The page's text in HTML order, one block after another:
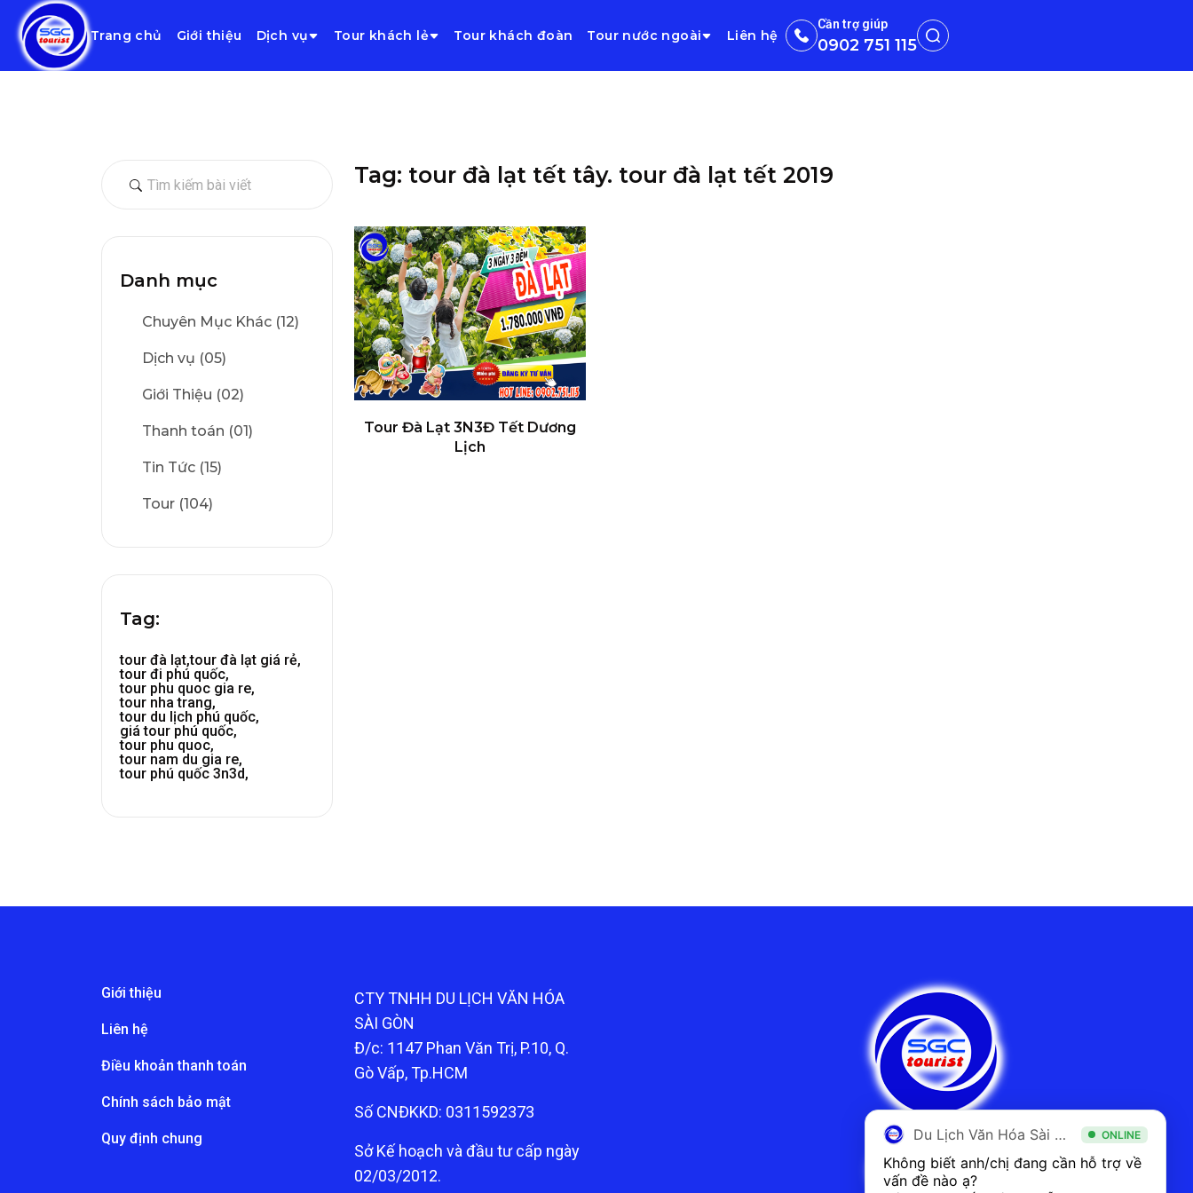
Trang chủ Giới thiệu Dịch vụ Tour khách lẻ Tour khách đoàn Tour nước ngoài Liên hệ
Cần trợ giúp
0902 751 115
Danh mục
Chuyên Mục Khác (12)
Dịch vụ (05)
Giới Thiệu (02)
Thanh toán (01)
Tin Tức (15)
Tour (104)
Tag:
tour đà lạt,tour đà lạt giá rẻ,
tour đi phú quốc,
tour phu quoc gia re,
tour nha trang,
tour du lịch phú quốc,
giá tour phú quốc,
tour phu quoc,
tour nam du gia re,
tour phú quốc 3n3d,
Tag: tour đà lạt tết tây. tour đà lạt tết 2019
Tour Đà Lạt 3N3Đ Tết Dương
Lịch
Giới thiệu
Liên hệ
Điều khoản thanh toán
Chính sách bảo mật
Quy định chung
CTY TNHH DU LỊCH VĂN HÓA
SÀI GÒN
Đ/c: 1147 Phan Văn Trị, P.10, Q.
Gò Vấp, Tp.HCM
Số CNĐKKD: 0311592373
Sở Kế hoạch và đầu tư cấp ngày
02/03/2012.
Du Lịch Văn Hóa Sài Gòn ONLINE
Không biết anh/chị đang cần hỗ trợ về
vấn đề nào ạ?